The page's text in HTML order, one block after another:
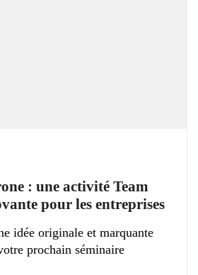
: une activité Team
pour les entreprises
idée originale et marquante
prochain séminaire